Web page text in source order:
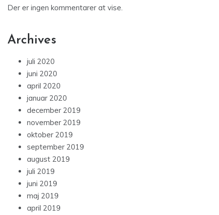
Der er ingen kommentarer at vise.
Archives
juli 2020
juni 2020
april 2020
januar 2020
december 2019
november 2019
oktober 2019
september 2019
august 2019
juli 2019
juni 2019
maj 2019
april 2019